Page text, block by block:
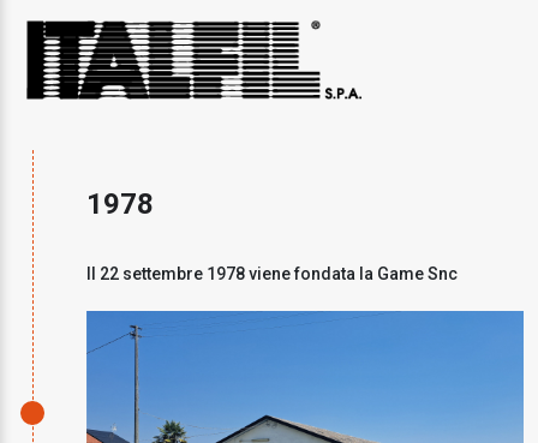
1978
Il 22 settembre 1978 viene fondata la Game Snc